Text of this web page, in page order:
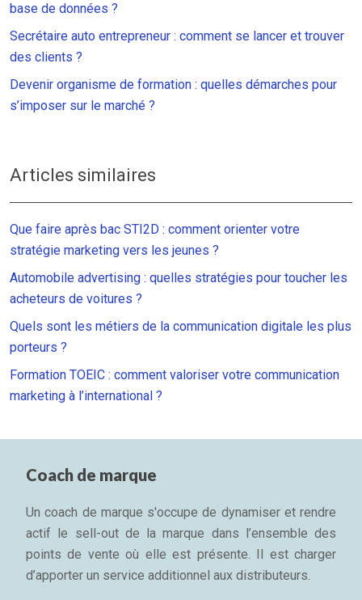
base de données ?
Secrétaire auto entrepreneur : comment se lancer et trouver
des clients ?
Devenir organisme de formation : quelles démarches pour
s’imposer sur le marché ?
Articles similaires
Que faire après bac STI2D : comment orienter votre
stratégie marketing vers les jeunes ?
Automobile advertising : quelles stratégies pour toucher les
acheteurs de voitures ?
Quels sont les métiers de la communication digitale les plus
porteurs ?
Formation TOEIC : comment valoriser votre communication
marketing à l’international ?
Coach de marque
Un coach de marque s'occupe de dynamiser et rendre
actif le sell-out de la marque dans l’ensemble des
points de vente où elle est présente. Il est charger
d’apporter un service additionnel aux distributeurs.